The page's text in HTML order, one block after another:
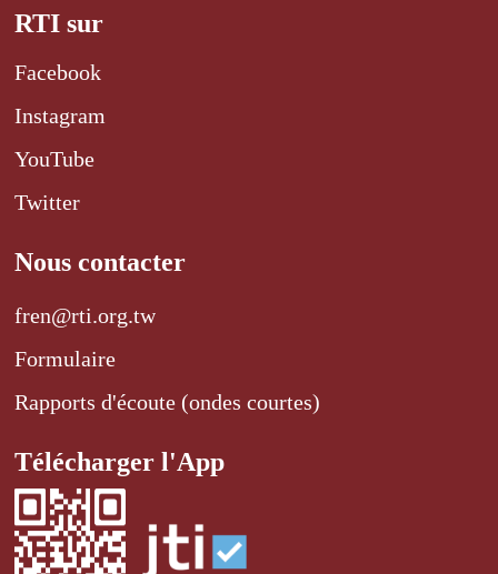
RTI sur
Facebook
Instagram
YouTube
Twitter
Nous contacter
fren@rti.org.tw
Formulaire
Rapports d'écoute (ondes courtes)
Télécharger l'App